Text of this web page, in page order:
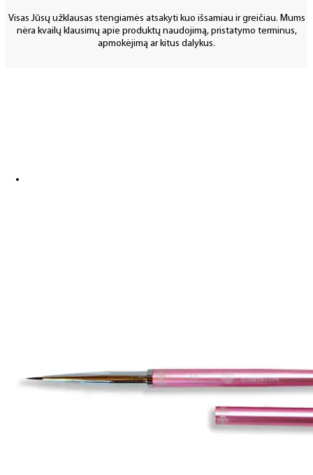
Visas Jūsų užklausas stengiamės atsakyti kuo išsamiau ir greičiau. Mums
nėra kvailų klausimų apie produktų naudojimą, pristatymo terminus,
apmokėjimą ar kitus dalykus.